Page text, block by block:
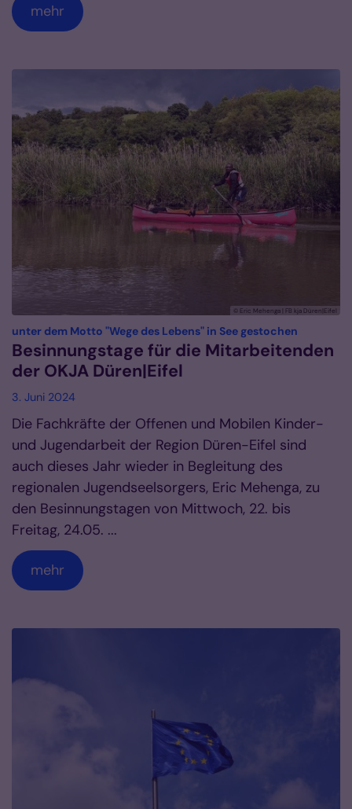
mehr
© Eric Mehenga | FB kja Düren|Eifel
unter dem Motto "Wege des Lebens" in See gestochen
Besinnungstage für die Mitarbeitenden
der OKJA Düren|Eifel
3. Juni 2024
Die Fachkräfte der Offenen und Mobilen Kinder-
und Jugendarbeit der Region Düren-Eifel sind
auch dieses Jahr wieder in Begleitung des
regionalen Jugendseelsorgers, Eric Mehenga, zu
den Besinnungstagen von Mittwoch, 22. bis
Freitag, 24.05. ...
mehr